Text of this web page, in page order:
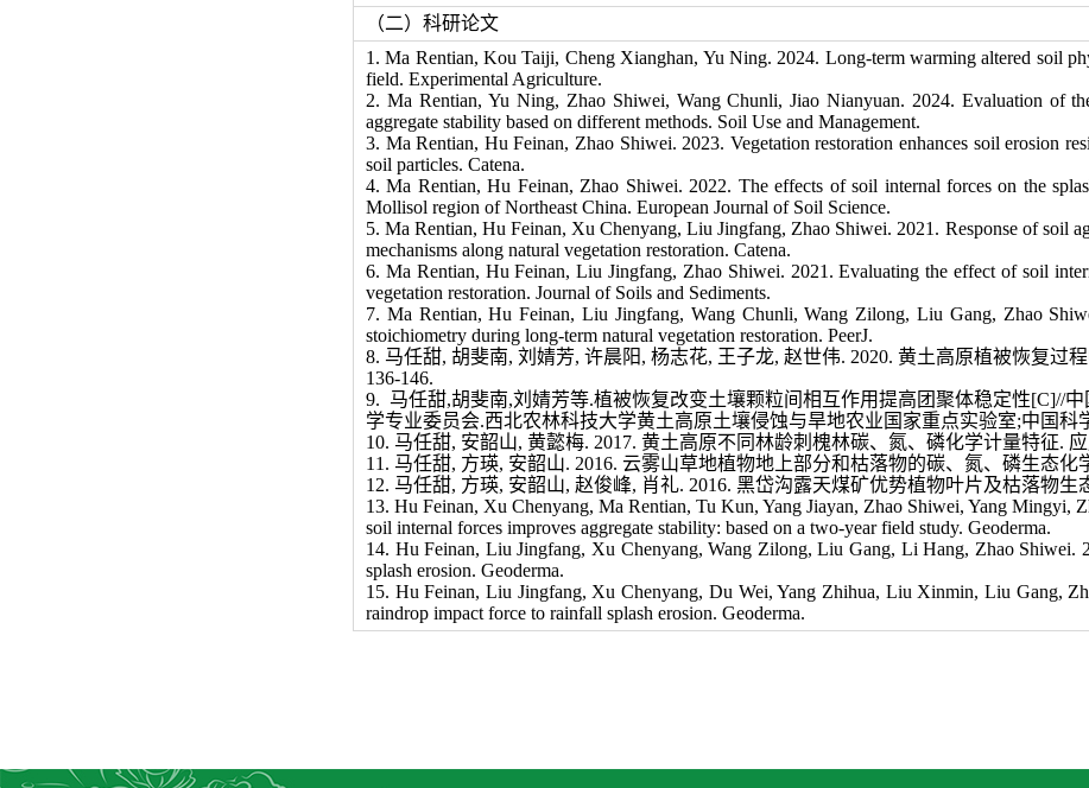
（二）科研论文
1. Ma Rentian, Kou Taiji, Cheng Xianghan, Yu Ning. 2024. Long-term warming altered soil
field. Experimental Agriculture.
2. Ma Rentian, Yu Ning, Zhao Shiwei, Wang Chunli, Jiao Nianyuan. 2024. Evaluation of
aggregate stability based on different methods. Soil Use and Management.
3. Ma Rentian, Hu Feinan, Zhao Shiwei. 2023. Vegetation restoration enhances soil erosion
soil particles. Catena.
4. Ma Rentian, Hu Feinan, Zhao Shiwei. 2022. The effects of soil internal forces on the
Mollisol region of Northeast China. European Journal of Soil Science.
5. Ma Rentian, Hu Feinan, Xu Chenyang, Liu Jingfang, Zhao Shiwei. 2021. Response of soil
mechanisms along natural vegetation restoration. Catena.
6. Ma Rentian, Hu Feinan, Liu Jingfang, Zhao Shiwei. 2021. Evaluating the effect of soil
vegetation restoration. Journal of Soils and Sediments.
7. Ma Rentian, Hu Feinan, Liu Jingfang, Wang Chunli, Wang Zilong, Liu Gang, Zhao
stoichiometry during long-term natural vegetation restoration. PeerJ.
8. 马任甜, 胡斐南, 刘婧芳, 许晨阳, 杨志花, 王子龙, 赵世伟. 2020. 黄土高原植被恢复过
136-146.
9. 马任甜,胡斐南,刘婧芳等.植被恢复改变土壤颗粒间相互作用提高团聚体稳定性[C]//
学专业委员会.西北农林科技大学黄土高原土壤侵蚀与旱地农业国家重点实验室;中国科
10. 马任甜, 安韶山, 黄懿梅. 2017. 黄土高原不同林龄刺槐林碳、氮、磷化学计量特征.
11 . 马任甜, 方瑛, 安韶山. 2016. 云雾山草地植物地上部分和枯落物的碳、氮、磷生态化
12. 马任甜, 方瑛, 安韶山, 赵俊峰, 肖礼. 2016. 黑岱沟露天煤矿优势植物叶片及枯落物生
13. Hu Feinan, Xu Chenyang, Ma Rentian, Tu Kun, Yang Jiayan, Zhao Shiwei, Yang Mingyi,
soil internal forces improves aggregate stability: based on a two-year field study. Geoderma.
14. Hu Feinan, Liu Jingfang, Xu Chenyang, Wang Zilong, Liu Gang, Li Hang, Zhao Shiwei.
splash erosion. Geoderma.
15. Hu Feinan, Liu Jingfang, Xu Chenyang, Du Wei, Yang Zhihua, Liu Xinmin, Liu Gang,
raindrop impact force to rainfall splash erosion. Geoderma.